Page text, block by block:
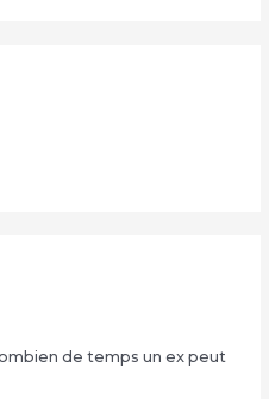
de temps un ex peut